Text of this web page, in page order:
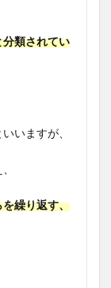
類されてい
いますが、
繰り返す、